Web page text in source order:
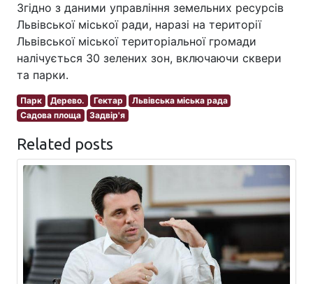
Згідно з даними управління земельних ресурсів
Львівської міської ради, наразі на території
Львівської міської територіальної громади
налічується 30 зелених зон, включаючи сквери
та парки.
Парк Дерево. Гектар
Львівська міська рада
Садова площа
Задвір'я
Related posts